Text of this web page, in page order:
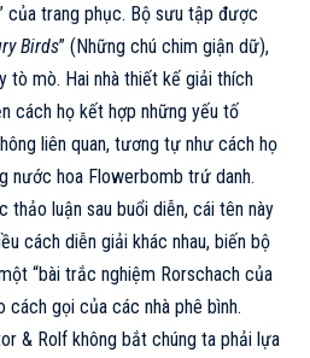
của trang phục. Bộ sưu tập được
Birds” (Những chú chim giận dữ),
tò mò. Hai nhà thiết kế giải thích
cách họ kết hợp những yếu tố
liên quan, tương tự như cách họ
nước hoa Flowerbomb trứ danh.
thảo luận sau buổi diễn, cái tên này
cách diễn giải khác nhau, biến bộ
“bài trắc nghiệm Rorschach của
cách gọi của các nhà phê bình.
& Rolf không bắt chúng ta phải lựa